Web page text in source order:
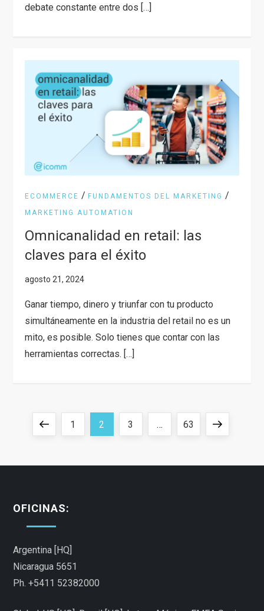
debate constante entre dos […]
ECOMMERCE / FUNDAMENTOS DEL MARKETING /
MARKETING AUTOMATION
Omnicanalidad en retail: las
claves para el éxito
Ganar tiempo, dinero y triunfar con tu producto
simultáneamente en la industria del retail no es un
mito, es posible. Solo tienes que contar con las
herramientas correctas. […]
i
a
c
Previous
Page
1 Page
2 Page
3 … Page
63 Next
OFICINAS:
Argentina [HQ]
Nicaragua 5651
Ph. +5411 52382000